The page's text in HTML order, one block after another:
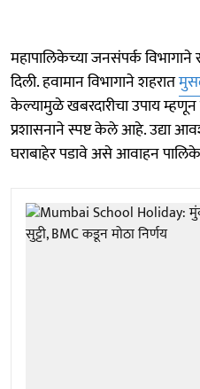
महापालिकेच्या जनसंपर्क विभागाने
दिली. हवामान विभागाने शहरात
केल्यामुळे खबरदारीचा उपाय
प्रशासनाने स्पष्ट केले आहे. उद्या
घराबाहेर पडावे असे आवाहन